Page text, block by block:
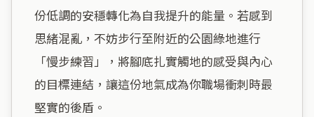
份低調的安穩轉化為自我提升的能量。若感到
思緒混亂，不妨步行至附近的公園綠地進行
「慢步練習」，將腳底扎實觸地的感受與內心
的目標連結，讓這份地氣成為你職場衝刺時最
堅實的後盾。